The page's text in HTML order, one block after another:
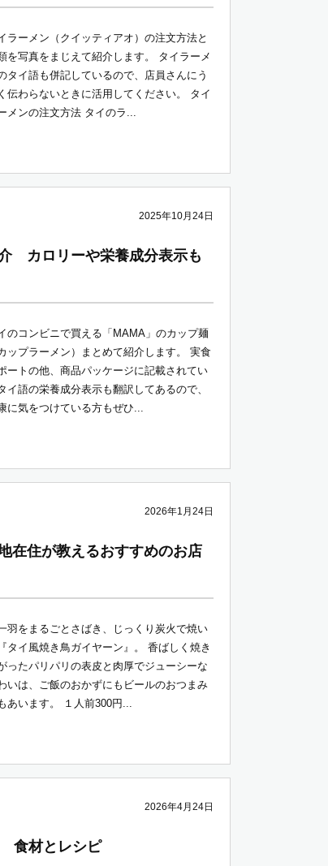
ラーメン（クイッティアオ）の注文方法と
を写真をまじえて紹介します。 タイラーメ
タイ語も併記しているので、店員さんにう
伝わらないときに活用してください。 タイ
メンの注文方法 タイのラ...
2025年10月24日
カロリーや栄養成分表示も
のコンビニで買える「MAMA」のカップ麺
カップラーメン）まとめて紹介します。 実食
ートの他、商品パッケージに記載されてい
イ語の栄養成分表示も翻訳してあるので、
に気をつけている方もぜひ...
2026年1月24日
住が教えるおすすめのお店
羽をまるごとさばき、じっくり炭火で焼い
タイ風焼き鳥ガイヤーン』。 香ばしく焼き
ったパリパリの表皮と肉厚でジューシーな
いは、ご飯のおかずにもビールのおつまみ
あいます。 １人前300円...
2026年4月24日
食材とレシピ